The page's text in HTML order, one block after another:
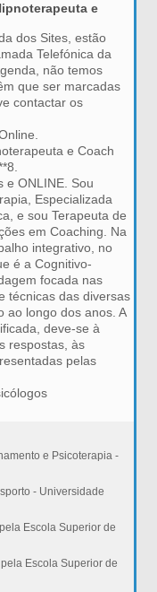
e
dos Sites, estão
Telefónica da
não temos
que ser marcadas
contactar os
e Coach
e ONLINE. Sou
Especializada
e sou Terapeuta de
em Coaching. Na
integrativo, no
é a Cognitivo-
focada nas
técnicas das diversas
ao longo dos anos. A
deve-se à
respostas, às
pelas
e Psicoterapia -
- Universidade
Escola Superior de
Escola Superior de